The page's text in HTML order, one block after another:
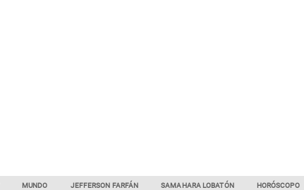
MUNDO JEFFERSON FARFÁN SAMAHARA LOBATÓN HORÓSCOPO